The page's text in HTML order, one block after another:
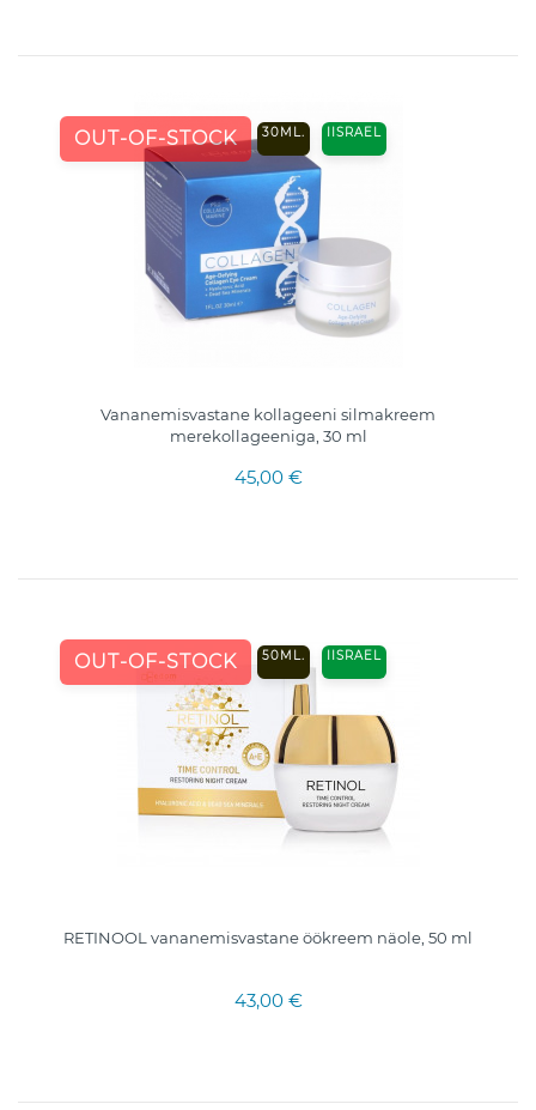
OUT-OF-STOCK 30ML. IISRAEL
Vananemisvastane kollageeni silmakreem
merekollageeniga, 30 ml
45,00 €
OUT-OF-STOCK 50ML. IISRAEL
RETINOOL vananemisvastane öökreem näole, 50 ml
43,00 €